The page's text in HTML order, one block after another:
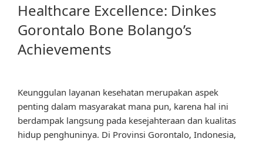
Healthcare Excellence: Dinkes
Gorontalo Bone Bolango’s
Achievements
Keunggulan layanan kesehatan merupakan aspek
penting dalam masyarakat mana pun, karena hal ini
berdampak langsung pada kesejahteraan dan kualitas
hidup penghuninya. Di Provinsi Gorontalo, Indonesia,